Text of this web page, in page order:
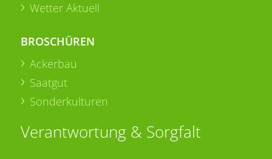
Wetter Aktuell
BROSCHÜREN
Ackerbau
Saatgut
Sonderkulturen
Verantwortung & Sorgfalt